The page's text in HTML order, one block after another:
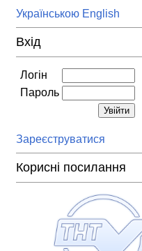
Українською English
Вхід
Логін
Пароль
Зареєструватися
Корисні посилання